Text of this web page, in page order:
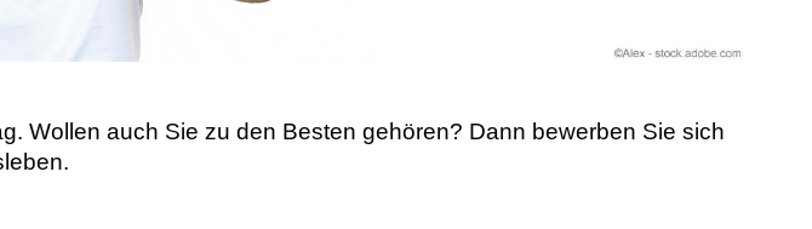
Wollen auch Sie zu den Besten gehören? Dann bewerben Sie sich